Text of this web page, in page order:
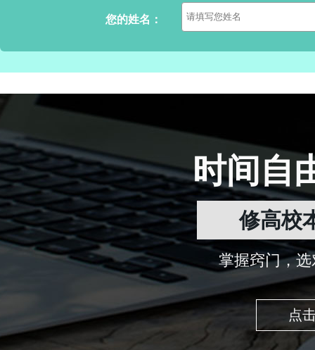
您的姓名：
时间自
修高校
掌握窍门，
点